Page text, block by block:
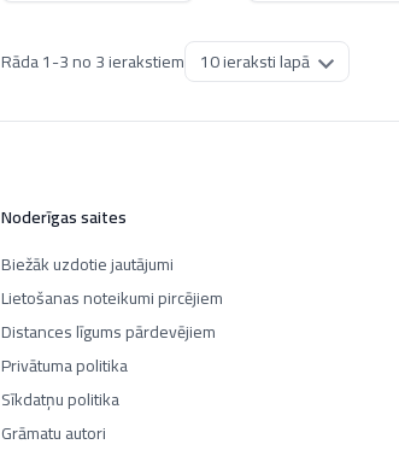
Rāda1-3no3ierakstiem
Noderīgas saites
Biežāk uzdotie jautājumi
Lietošanas noteikumi pircējiem
Distances līgums pārdevējiem
Privātuma politika
Sīkdatņu politika
Grāmatu autori